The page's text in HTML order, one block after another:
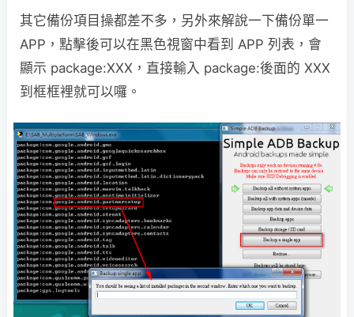
其它備份項目操都差不多，另外來解說一下備份單一
APP，點擊後可以在黑色視窗中看到 APP 列表，會
顯示 package:XXX，直接輸入 package:後面的 XXX
到框框裡就可以囉。